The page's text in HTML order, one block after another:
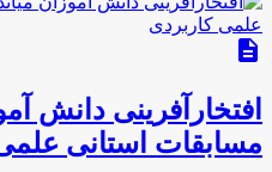
description
افتخارآفرینی دانش
مسابقات استانی